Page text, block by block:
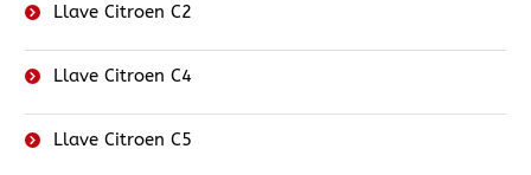
Llave Citroen C2
Llave Citroen C4
Llave Citroen C5